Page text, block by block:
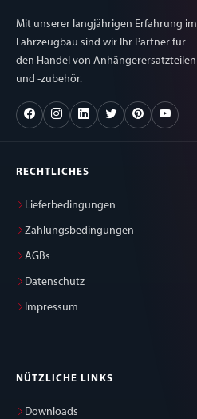
Mit unserer langjährigen Erfahrung im
Fahrzeugbau sind wir Ihr Partner für
den Handel von Anhängerersatzteilen
und -zubehör.
RECHTLICHES
Lieferbedingungen
Zahlungsbedingungen
AGBs
Datenschutz
Impressum
NÜTZLICHE LINKS
Downloads